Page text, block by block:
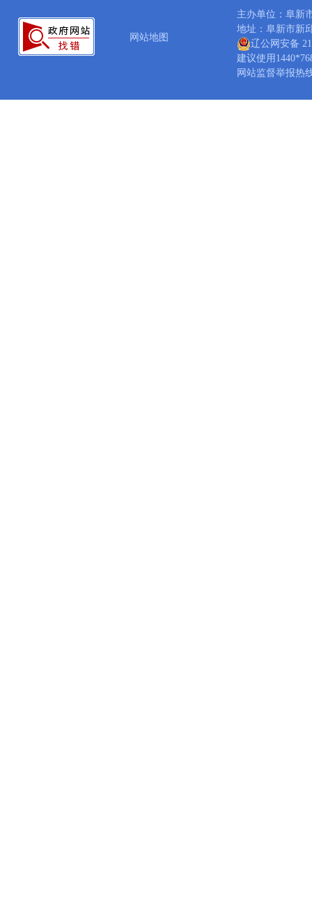
网站地图
主办单位：阜
地址：阜新市
辽公网安备
建议使用
网站监督举报热